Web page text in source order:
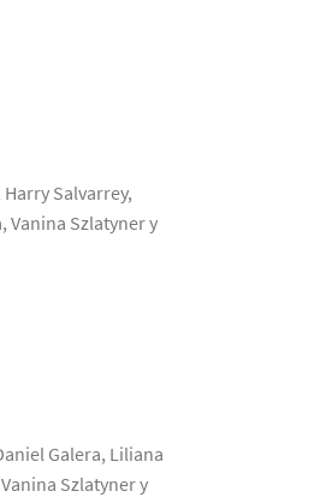
Salvarrey,
Vanina Szlatyner y
Galera, Liliana
Szlatyner y